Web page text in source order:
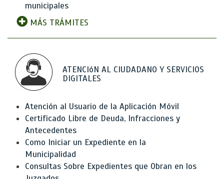
municipales
MÁS TRÁMITES
ATENCIóN AL CIUDADANO Y SERVICIOS
DIGITALES
Atención al Usuario de la Aplicación Móvil
Certificado Libre de Deuda, Infracciones y
Antecedentes
Como Iniciar un Expediente en la
Municipalidad
Consultas Sobre Expedientes que Obran en los